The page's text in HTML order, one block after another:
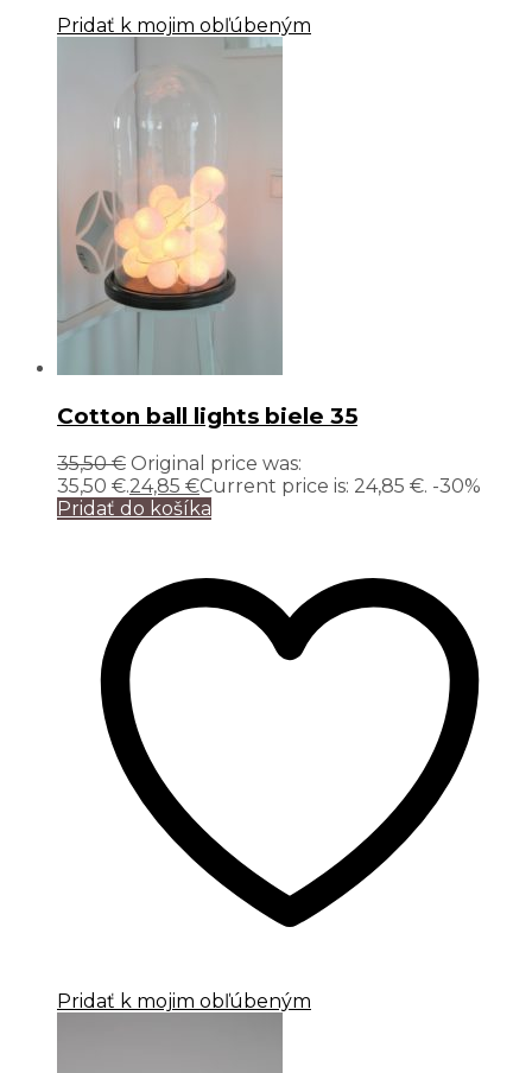
Pridať k mojim obľúbeným
Cotton ball lights biele 35
35,50€ Original price was:
35,50 €.24,85 €Current price is: 24,85 €. -30%
Pridať do košíka
Pridať k mojim obľúbeným